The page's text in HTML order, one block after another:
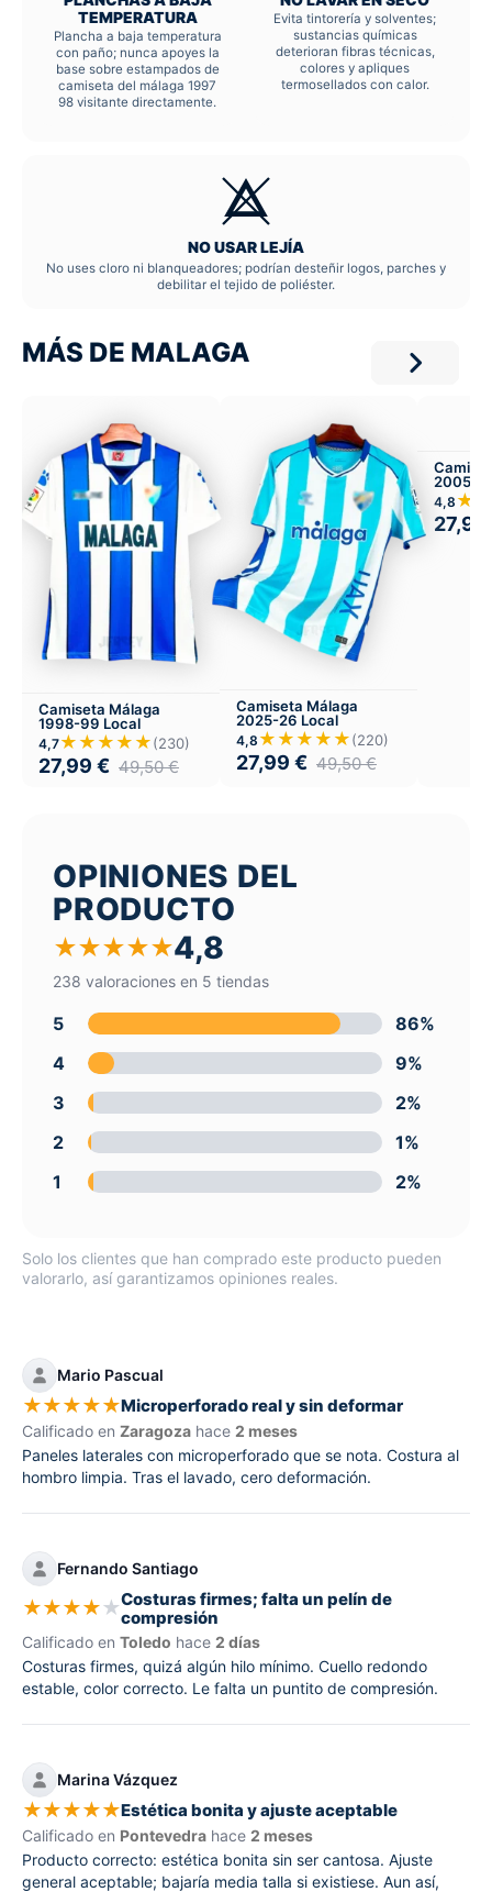
TEMPERATURA
Plancha a baja temperatura
con paño; nunca apoyes la
base sobre estampados de
camiseta del málaga 1997
98 visitante directamente.
Evita tintorería y solventes;
sustancias químicas
deterioran fibras técnicas,
colores y apliques
termosellados con calor.
NO USAR LEJÍA
No uses cloro ni blanqueadores; podrían desteñir logos, parches y
debilitar el tejido de poliéster.
MÁS DE MALAGA
Camiseta Málaga
1998-99 Local
4,7★★★★★(230)
27,99 € 49,50€
Camiseta Málaga
2025-26 Local
4,8 ★★★★★(220)
27,99 € 49,50€
2005-
4,8
27,99
OPINIONES DEL
PRODUCTO
★★★★★4,8
238 valoraciones en 5 tiendas
5
86%
4
9%
3
2%
2
1%
1
2%
Solo los clientes que han comprado este producto pueden
valorarlo, así garantizamos opiniones reales.
Mario Pascual
★★★★★Microperforado real y sin deformar
Calificado en Zaragoza hace 2 meses
Paneles laterales con microperforado que se nota. Costura al
hombro limpia. Tras el lavado, cero deformación.
Fernando Santiago
★★★★★Costuras firmes; falta un pelín de
compresión
Calificado en Toledo hace 2 días
Costuras firmes, quizá algún hilo mínimo. Cuello redondo
estable, color correcto. Le falta un puntito de compresión.
Marina Vázquez
★★★★★Estética bonita y ajuste aceptable
Calificado en Pontevedra hace 2 meses
Producto correcto: estética bonita sin ser cantosa. Ajuste
general aceptable; bajaría media talla si existiese. Aun así,